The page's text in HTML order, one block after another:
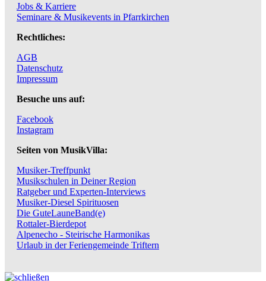
Jobs & Karriere
Seminare & Musikevents in Pfarrkirchen
Rechtliches:
AGB
Datenschutz
Impressum
Besuche uns auf:
Facebook
Instagram
Seiten von MusikVilla:
Musiker-Treffpunkt
Musikschulen in Deiner Region
Ratgeber und Experten-Interviews
Musiker-Diesel Spirituosen
Die GuteLauneBand(e)
Rottaler-Bierdepot
Alpenecho - Steirische Harmonikas
Urlaub in der Feriengemeinde Triftern